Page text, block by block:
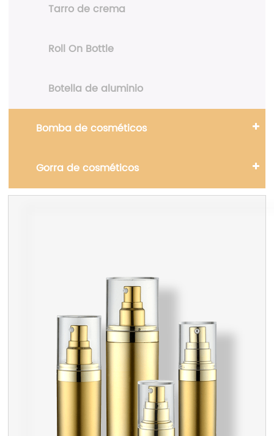
Tarro de crema
Roll On Bottle
Botella de aluminio
Bomba de cosméticos
Gorra de cosméticos